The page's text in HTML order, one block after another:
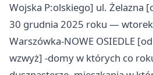
Wojska P:olskiego] ul. Żelazna
30 grudnia 2025 roku —
Warszówka-NOWE OSIEDLE
wzwyż] -domy w których co